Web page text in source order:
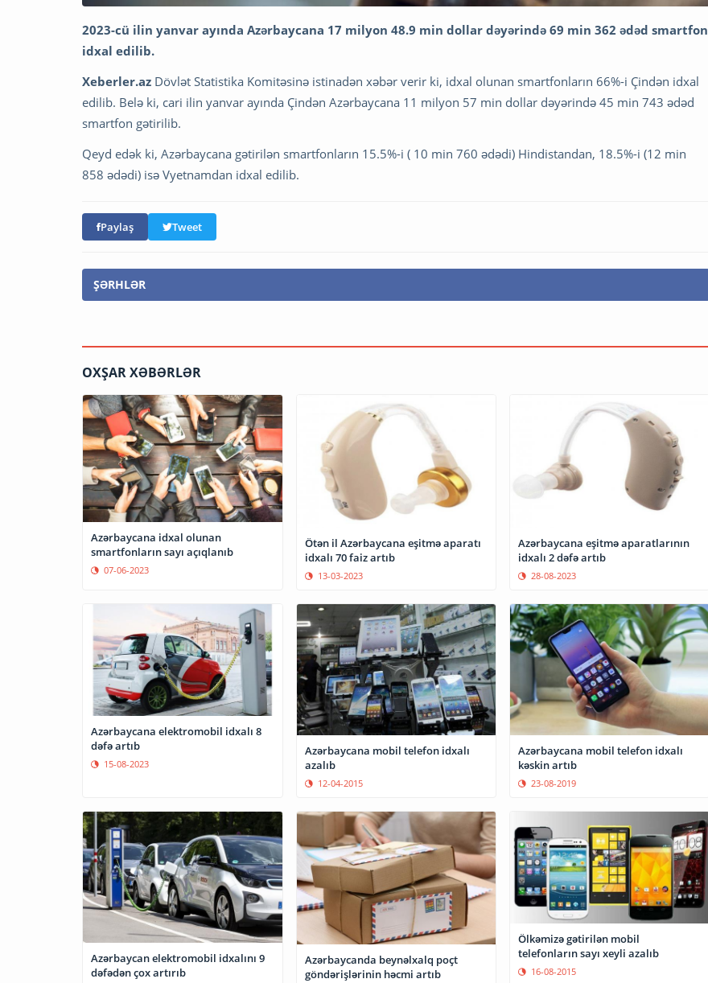
2023-cü ilin yanvar ayında Azərbaycana 17 milyon 48.9 min dollar dəyərində 69 min 362 ədəd smartfon
idxal edilib.
Xeberler.az Dövlət Statistika Komitəsinə istinadən xəbər verir ki, idxal olunan smartfonların 66%-i Çindən idxal
edilib. Belə ki, cari ilin yanvar ayında Çindən Azərbaycana 11 milyon 57 min dollar dəyərində 45 min 743 ədəd
smartfon gətirilib.
Qeyd edək ki, Azərbaycana gətirilən smartfonların 15.5%-i ( 10 min 760 ədədi) Hindistandan, 18.5%-i (12 min
858 ədədi) isə Vyetnamdan idxal edilib.
Paylaş Tweet
ŞƏRHLƏR
OXŞAR XƏBƏRLƏR
Azərbaycana idxal olunan
smartfonların sayı açıqlanıb
07-06-2023
Ötən il Azərbaycana eşitmə aparatı
idxalı 70 faiz artıb
13-03-2023
Azərbaycana eşitmə aparatlarının
idxalı 2 dəfə artıb
28-08-2023
Azərbaycana elektromobil idxalı 8
dəfə artıb
15-08-2023
Azərbaycana mobil telefon idxalı
azalıb
12-04-2015
Azərbaycana mobil telefon idxalı
kəskin artıb
23-08-2019
Azərbaycan elektromobil idxalını 9
dəfədən çox artırıb
Azərbaycanda beynəlxalq poçt
göndərişlərinin həcmi artıb
Ölkəmizə gətirilən mobil
telefonların sayı xeyli azalıb
16-08-2015